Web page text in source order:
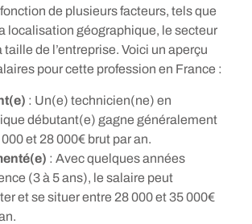
de plusieurs facteurs, tels que
localisation géographique, le secteur
taille de l’entreprise. Voici un aperçu
pour cette profession en France :
: Un(e) technicien(ne) en
débutant(e) gagne généralement
et 28 000€ brut par an.
: Avec quelques années
(3 à 5 ans), le salaire peut
et se situer entre 28 000 et 35 000€